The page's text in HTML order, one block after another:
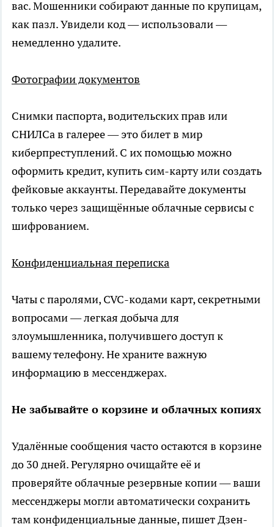
вас. Мошенники собирают данные по крупицам,
как пазл. Увидели код — использовали —
немедленно удалите.
Фотографии документов
Снимки паспорта, водительских прав или
СНИЛСа в галерее — это билет в мир
киберпреступлений. С их помощью можно
оформить кредит, купить сим-карту или создать
фейковые аккаунты. Передавайте документы
только через защищённые облачные сервисы с
шифрованием.
Конфиденциальная переписка
Чаты с паролями, CVC-кодами карт, секретными
вопросами — легкая добыча для
злоумышленника, получившего доступ к
вашему телефону. Не храните важную
информацию в мессенджерах.
Не забывайте о корзине и облачных копиях
Удалённые сообщения часто остаются в корзине
до 30 дней. Регулярно очищайте её и
проверяйте облачные резервные копии — ваши
мессенджеры могли автоматически сохранить
там конфиденциальные данные, пишет Дзен-